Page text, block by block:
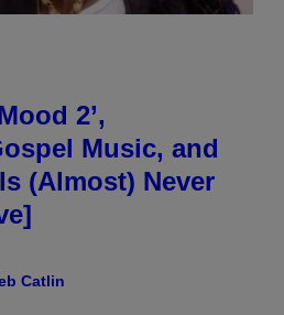
2’,
Music, and
(Almost) Never
Catlin